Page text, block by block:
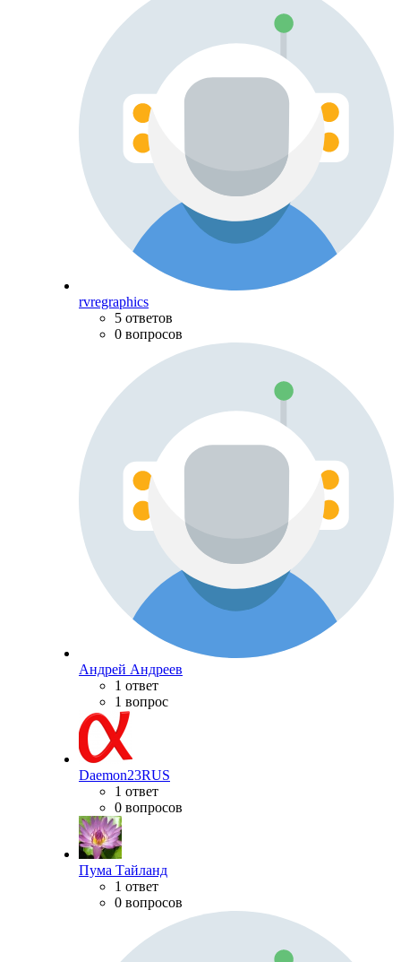
rvregraphics
5 ответов
0 вопросов
Андрей Андреев
1 ответ
1 вопрос
Daemon23RUS
1 ответ
0 вопросов
Пума Тайланд
1 ответ
0 вопросов